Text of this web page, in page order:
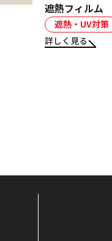
遮熱フィルム
遮熱・UV対策
詳しく見る